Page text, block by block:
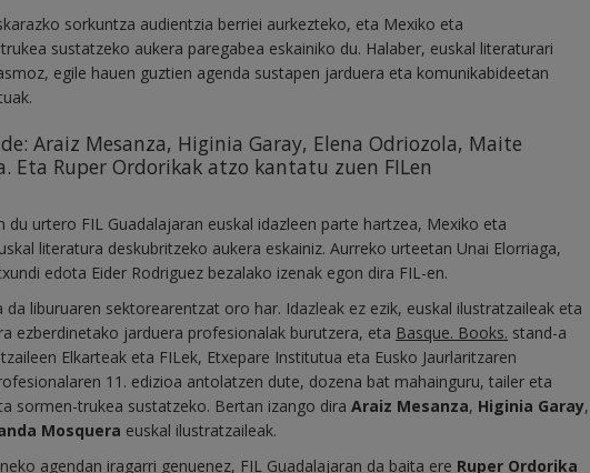
sorkuntza audientzia berriei aurkezteko, eta Mexiko eta
sustatzeko aukera paregabea eskainiko du. Halaber, euskal literaturari
egile hauen guztien agenda sustapen jarduera eta komunikabideetan
Araiz Mesanza, Higinia Garay, Elena Odriozola, Maite
Eta Ruper Ordorikak atzo kantatu zuen FILen
du urtero FIL Guadalajaran euskal idazleen parte hartzea, Mexiko eta
literatura deskubritzeko aukera eskainiz. Aurreko urteetan Unai Elorriaga,
edota Eider Rodriguez bezalako izenak egon dira FIL-en.
liburuaren sektorearentzat oro har. Idazleak ez ezik, euskal ilustratzaileak eta
ezberdinetako jarduera profesionalak burutzera, eta Basque. Books. stand-a
Elkarteak eta FILek, Etxepare Institutua eta Eusko Jaurlaritzaren
11. edizioa antolatzen dute, dozena bat mahainguru, tailer eta
sormen-trukea sustatzeko. Bertan izango dira Araiz Mesanza, Higinia Garay,
Mosquera euskal ilustratzaileak.
agendan iragarri genuenez, FIL Guadalajaran da baita ere Ruper Ordorika